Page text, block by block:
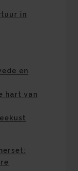
in
en
hart van